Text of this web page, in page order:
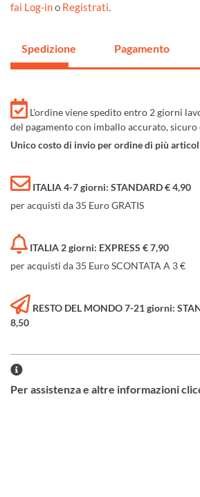
fai Log-ino Registrati.
Spedizione Pagamento
L'ordine viene spedito entro 2 giorni
del pagamento con imballo accurato,
Unico costo di invio per ordine di più
ITALIA 4-7 giorni: STANDARD € 4,90
per acquisti da 35 Euro GRATIS
ITALIA 2 giorni: EXPRESS € 7,90
per acquisti da 35 Euro SCONTATA A 3 €
RESTO DEL MONDO 7-21 giorni:
8,50
Per assistenza e altre informazioni